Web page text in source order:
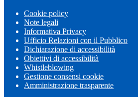
Cookie policy
Note legali
Informativa Privacy
Ufficio Relazioni con il Pubblico
Dichiarazione di accessibilità
Obiettivi di accessibilità
Whistleblowing
Gestione consensi cookie
Amministrazione trasparente